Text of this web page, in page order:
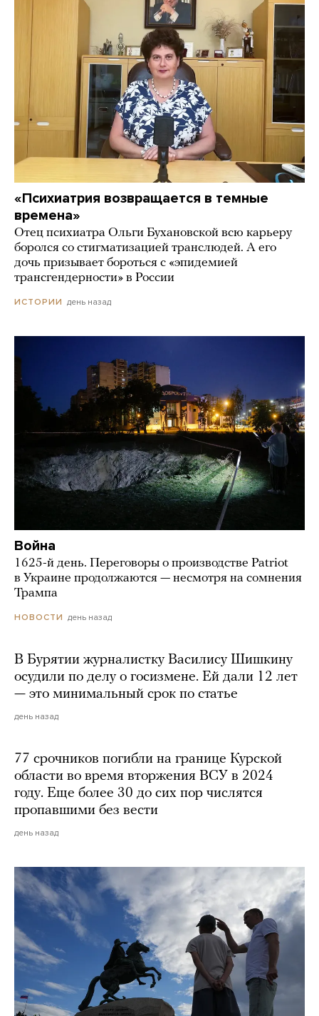
«Психиатрия возвращается в темные
времена»
Отец психиатра Ольги Бухановской всю карьеру
боролся со стигматизацией транслюдей. А его
дочь призывает бороться с «эпидемией
трансгендерности» в России
ИСТОРИИ день назад
Война
1625-й день. Переговоры о производстве Patriot
в Украине продолжаются — несмотря на сомнения
Трампа
НОВОСТИ день назад
В Бурятии журналистку Василису Шишкину
осудили по делу о госизмене. Ей дали 12 лет
— это минимальный срок по статье
день назад
77 срочников погибли на границе Курской
области во время вторжения ВСУ в 2024
году. Еще более 30 до сих пор числятся
пропавшими без вести
день назад